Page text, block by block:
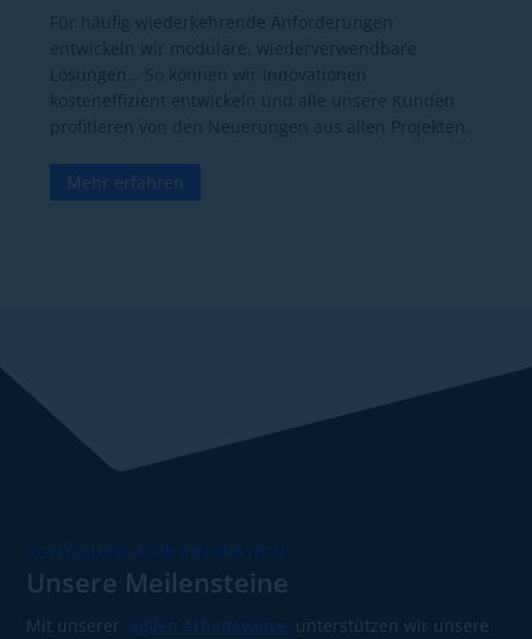
Mehr erfahren
KONTINUIERLICHE INNOVATION
Unsere Meilensteine
Mit unserer agilen Arbeitsweise unterstützen wir unsere